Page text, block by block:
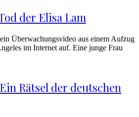
der Elisa Lam
Überwachungsvideo aus einem Aufzug
im Internet auf. Eine junge Frau
Rätsel der deutschen